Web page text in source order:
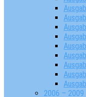
2006 – 2009